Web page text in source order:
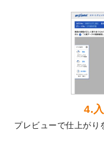
2024
テン
レート
箔押
開い
クリ
ナル
た！
4.
プレビューで仕上がり